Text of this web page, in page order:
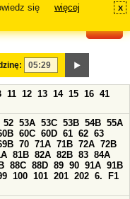
się
więcej x
11 12 13 14 15 16 41
52 53A 53C 53B 54B 55A
60C 60D 61 62 63
70 71A 71B 72A 72B
81B 82A 82B 83 84A
88C 88D 89 90 91A 91B
100 101 201 202 6.
F1